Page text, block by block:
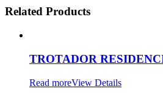
Related Products
TROTADOR
Read moreView Details